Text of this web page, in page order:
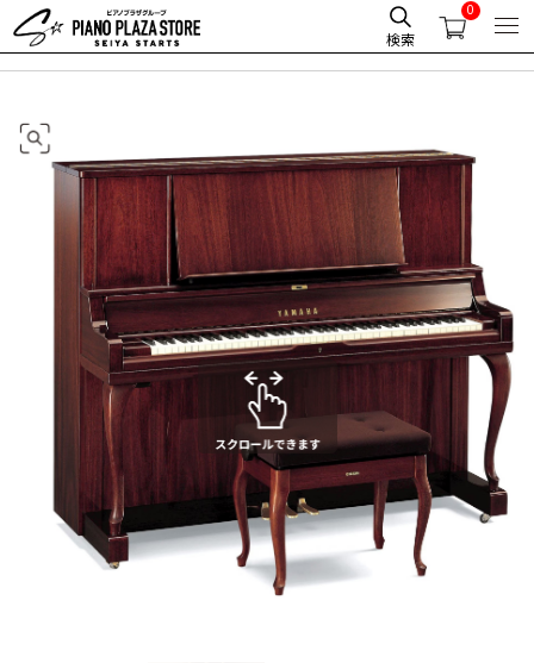
検索
0
HOME アップライトピアノ ヤマハアップライトピアノ YUS5MhC